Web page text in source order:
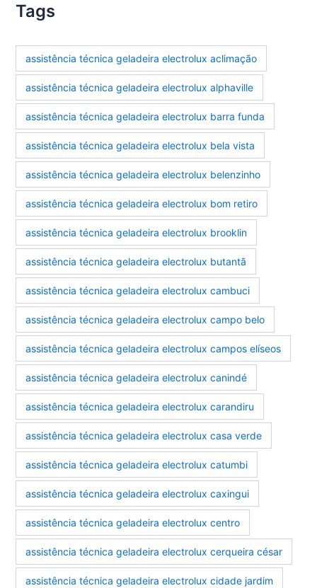
Tags
assistência técnica geladeira electrolux aclimação
assistência técnica geladeira electrolux alphaville
assistência técnica geladeira electrolux barra funda
assistência técnica geladeira electrolux bela vista
assistência técnica geladeira electrolux belenzinho
assistência técnica geladeira electrolux bom retiro
assistência técnica geladeira electrolux brooklin
assistência técnica geladeira electrolux butantã
assistência técnica geladeira electrolux cambuci
assistência técnica geladeira electrolux campo belo
assistência técnica geladeira electrolux campos elíseos
assistência técnica geladeira electrolux canindé
assistência técnica geladeira electrolux carandiru
assistência técnica geladeira electrolux casa verde
assistência técnica geladeira electrolux catumbi
assistência técnica geladeira electrolux caxingui
assistência técnica geladeira electrolux centro
assistência técnica geladeira electrolux cerqueira césar
assistência técnica geladeira electrolux cidade jardim